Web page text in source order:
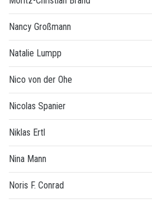
Nancy Großmann
Natalie Lumpp
Nico von der Ohe
Nicolas Spanier
Niklas Ertl
Nina Mann
Noris F. Conrad